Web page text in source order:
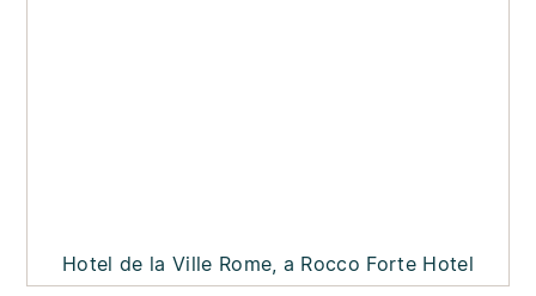
Hotel de la Ville Rome, a Rocco Forte Hotel